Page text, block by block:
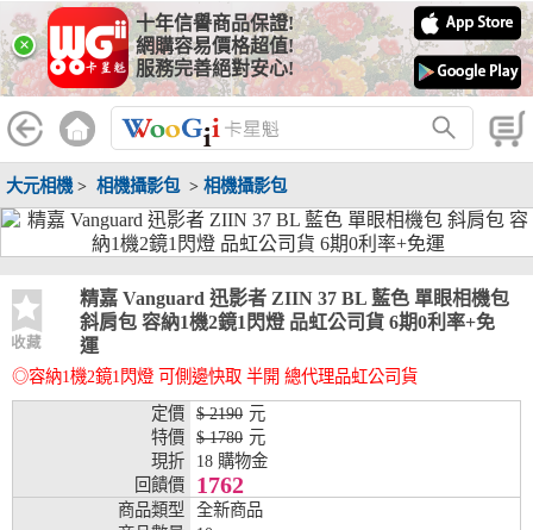
×
十年信譽商品保證!
網購容易價格超值!
服務完善絕對安心!
大元相機 > 相機攝影包> 相機攝影包
收藏
精嘉 Vanguard 迅影者 ZIIN 37 BL 藍色 單眼相機包
斜肩包 容納1機2鏡1閃燈 品虹公司貨 6期0利率+免
運
◎容納1機2鏡1閃燈 可側邊快取 半開 總代理品虹公司貨
定價
$ 2190 元
特價
$ 1780 元
現折
18 購物金
回饋價
1762
商品類型
全新商品
線上分期銀行
WooGii 與 綠界 合作，『信用卡分期付款』 與 『信用卡零利率
分期付款』 的配合銀行如下：
分期期數 提供分期之銀行
兆豐銀行、合作金庫、第一銀行、華南銀行、
彰化銀行、上海銀行、富邦銀行、國泰世華、
台灣企銀、台中銀行、匯豐銀行、華泰銀行、
銀、元大銀行、永豐銀行、玉山銀行、凱基銀
行、星展銀行、台新銀行、安泰銀行、中國信
兆豐銀行、合作金庫、第一銀行、華南銀行、
彰化銀行、上海銀行、富邦銀行、國泰世華、
台灣企銀、台中銀行、匯豐銀行、華泰銀行、
臺灣新光銀行、陽信銀行、聯邦銀行、遠東商
銀、元大銀行、永豐銀行、玉山銀行、凱基銀
行、星展銀行、台新銀行、安泰銀行、中國信
託、台灣樂天、三信商銀